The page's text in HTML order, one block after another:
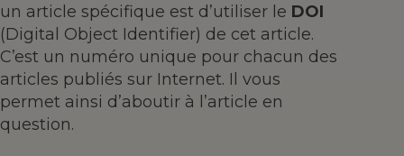
un article spécifique est d’utiliser le DOI
(Digital Object Identifier) de cet article.
C’est un numéro unique pour chacun des
articles publiés sur Internet. Il vous
permet ainsi d’aboutir à l’article en
question.